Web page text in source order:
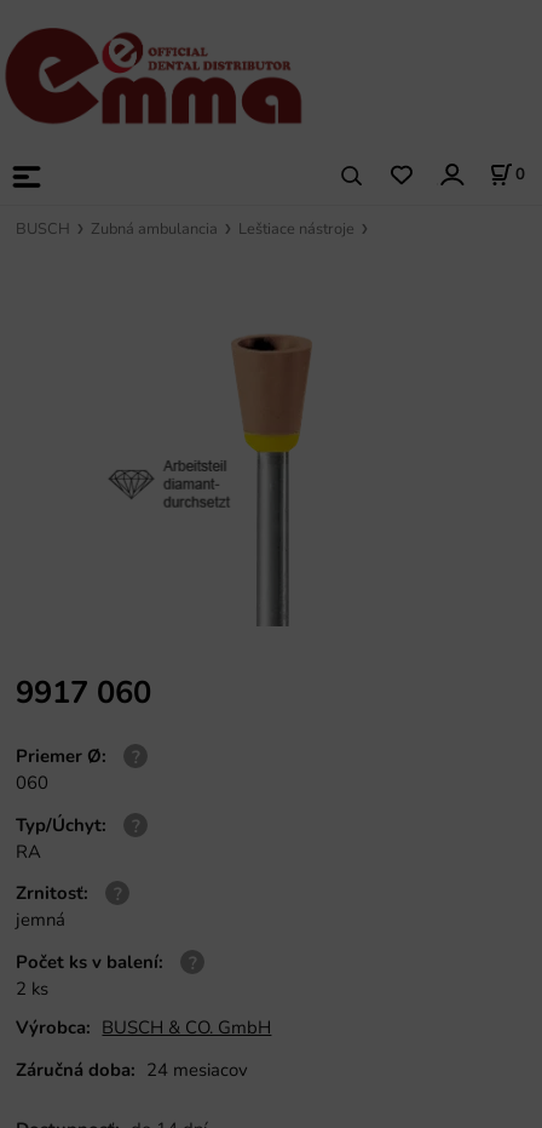
0
BUSCH Zubná ambulancia Leštiace nástroje
9917 060
Priemer Ø:
060
Typ/Úchyt:
RA
Zrnitosť:
jemná
Počet ks v balení:
2 ks
Výrobca: BUSCH & CO. GmbH
Záručná doba: 24 mesiacov